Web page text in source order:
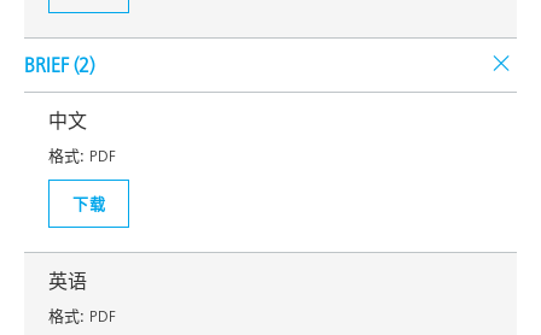
BRIEF (2)
中文
格式: PDF
下载
英语
格式: PDF